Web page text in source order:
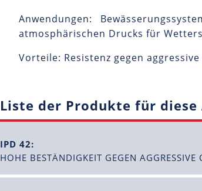
Anwendungen:
atmosphärischen Drucks für
Vorteile: Resistenz gegen
Liste der Produkte für diese
IPD 42:
HOHE BESTÄNDIGKEIT GEGEN